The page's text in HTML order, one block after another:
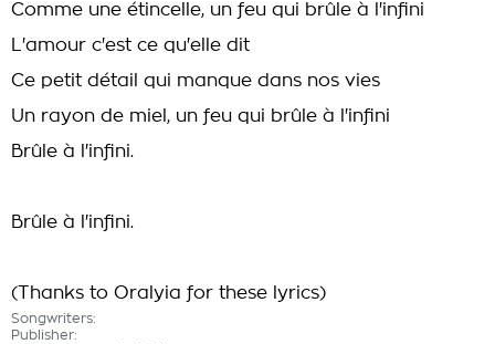
Comme une étincelle, un feu qui brûle à l'infini
L'amour c'est ce qu'elle dit
Ce petit détail qui manque dans nos vies
Un rayon de miel, un feu qui brûle à l'infini
Brûle à l'infini.
Brûle à l'infini.
(Thanks to Oralyia for these lyrics)
Songwriters:
Publisher: